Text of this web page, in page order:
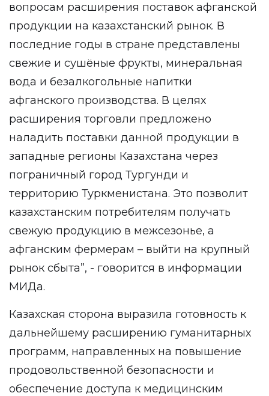
вопросам расширения поставок афганской
продукции на казахстанский рынок. В
последние годы в стране представлены
свежие и сушёные фрукты, минеральная
вода и безалкогольные напитки
афганского производства. В целях
расширения торговли предложено
наладить поставки данной продукции в
западные регионы Казахстана через
пограничный город Тургунди и
территорию Туркменистана. Это позволит
казахстанским потребителям получать
свежую продукцию в межсезонье, а
афганским фермерам – выйти на крупный
рынок сбыта”, - говорится в информации
МИДа.
Казахская сторона выразила готовность к
дальнейшему расширению гуманитарных
программ, направленных на повышение
продовольственной безопасности и
обеспечение доступа к медицинским